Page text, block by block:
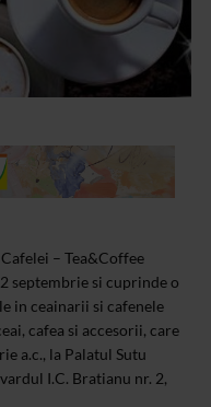
– Tea&Coffee
septembrie si cuprinde o
in ceainarii si cafenele
cafea si accesorii, care
a.c., la Palatul Sutu
I.C. Bratianu nr. 2,